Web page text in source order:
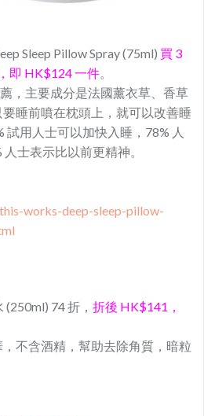
Sleep Pillow Spray (75ml) 買 3
即 HK$124 一件
，主要成分是法國薰衣草、香草
睡前噴在枕頭上，就可以改善睡
試用人士可以加快入睡，78% 人
士表示比以前更精神。
works-deep-sleep-pillow-
74 折， 折後 HK$141，
不含酒精，幫助去除角質，暗粒